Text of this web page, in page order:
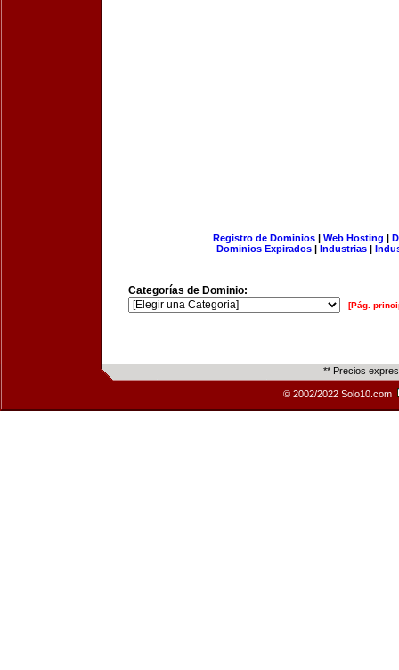
Registro de Dominios| Web Hosting |
Dominios Expirados | Industrias |
Categorías de Dominio:
[Pág.
** Precios
© 2002/2022 Solo10.com